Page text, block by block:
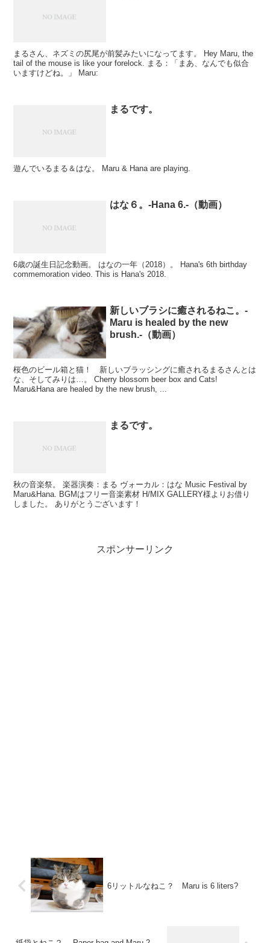
まるさん、ネズミの尻尾が前髪みたいになってます。 Hey Maru, the
tail of the mouse is like your forelock. まる：「まあ、なんでも似合
いますけどね。」 Maru:
まるです。
遊んでいるまる＆はな。 Maru & Hana are playing.
はな６。-Hana 6.-（動画）
6歳の誕生日記念動画。 はなの一年（2018）。 Hana's 6th birthday
commemoration video. This is Hana's 2018.
新しいブラシに癒されるねこ。-
Maru is healed by the new
brush.-（動画）
桜色のビール箱と猫！ 新しいブラッシングに癒されるまるさんとは
な、そしてみりは…。 Cherry blossom beer box and Cats!
Maru&Hana are healed by the new brush, ...
まるです。
秋の音楽祭。 楽器演奏：まる ヴォーカル：はな Music Festival by
Maru&Hana. BGMはフリー音楽素材 H/MIX GALLERY様よりお借り
しました。 ありがとうございます！
スポンサーリンク
6リットルなねこ？ Maru is 6 liters?